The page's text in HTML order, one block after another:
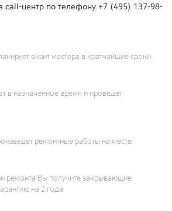
call-центр по телефону +7 (495) 137-98-
визит мастера в кратчайшие сроки.
в назначенное время и проведет
ремонтные работы на месте
ремонта Вы получите закрывающие
на 2 года